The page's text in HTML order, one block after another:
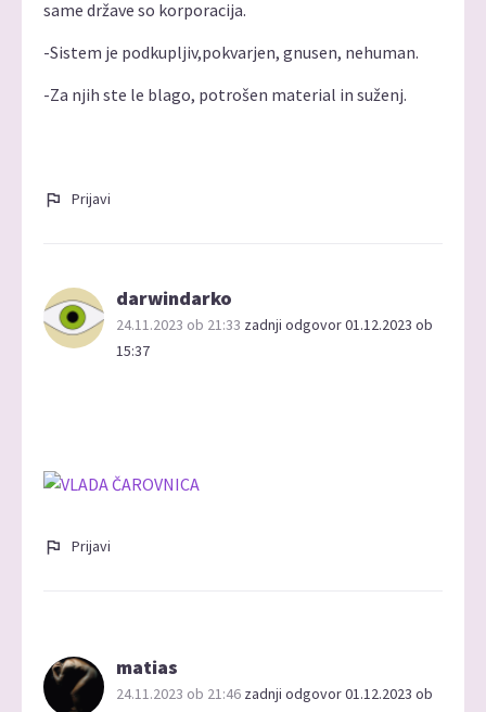
same države so korporacija.
-Sistem je podkupljiv,pokvarjen, gnusen, nehuman.
-Za njih ste le blago, potrošen material in suženj.
Prijavi
darwindarko
24.11.2023 ob 21:33 zadnji odgovor 01.12.2023 ob
15:37
Prijavi
matias
24.11.2023 ob 21:46 zadnji odgovor 01.12.2023 ob